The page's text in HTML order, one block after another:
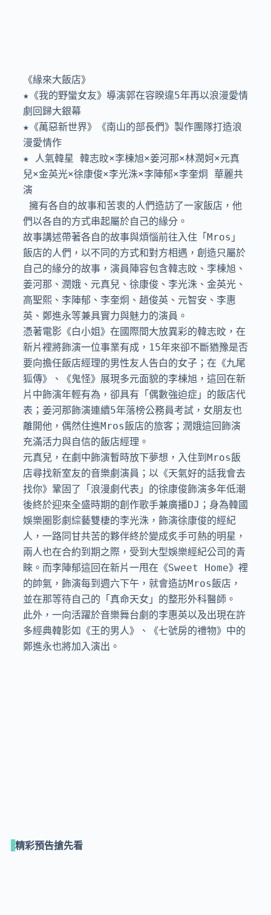
《緣來大飯店》
★《我的野蠻女友》導演郭在容睽違5年再以浪漫愛情
劇回歸大銀幕
★《萬惡新世界》《南山的部長們》製作團隊打造浪
漫愛情作
★ 人氣韓星 韓志旼×李棟旭×姜河那×林潤妸×元真
兒×金英光×徐康俊×李光洙×李陣郁×李奎炯 華麗共
演
們以各自的方式串起屬於自己的緣分。
故事講述帶著各自的故事與煩惱前往入住「Mros」
飯店的人們，以不同的方式和對方相遇，創造只屬於
自己的緣分的故事，演員陣容包含韓志旼、李棟旭、
姜河那、潤娥、元真兒、徐康俊、李光洙、金英光、
高聖熙、李陣郁、李奎炯、趙俊英、元智安、李惠
英、鄭進永等兼具實力與魅力的演員。
憑著電影《白小姐》在國際間大放異彩的韓志旼，在
新片裡將飾演一位事業有成，15年來卻不斷猶豫是否
要向擔任飯店經理的男性友人告白的女子；在《九尾
狐傳》、《鬼怪》展現多元面貌的李棟旭，這回在新
片中飾演年輕有為，卻具有「偶數強迫症」的飯店代
表；姜河那飾演連續5年落榜公務員考試，女朋友也
離開他，偶然住進Mros飯店的旅客；潤娥這回飾演
充滿活力與自信的飯店經理。
元真兒，在劇中飾演暫時放下夢想，入住到Mros飯
店尋找新室友的音樂劇演員；以《天氣好的話我會去
找你》鞏固了「浪漫劇代表」的徐康俊飾演多年低潮
後終於迎來全盛時期的創作歌手兼廣播DJ；身為韓國
娛樂圈影劇綜藝雙棲的李光洙，飾演徐康俊的經紀
人，一路同甘共苦的夥伴終於變成炙手可熱的明星，
兩人也在合約到期之際，受到大型娛樂經紀公司的青
睞。而李陣郁這回在新片一甩在《Sweet Home》裡
的帥氣，飾演每到週六下午，就會造訪Mros飯店，
並在那等待自己的「真命天女」的整形外科醫師。
此外，一向活躍於音樂舞台劇的李惠英以及出現在許
多經典韓影如《王的男人》、《七號房的禮物》中的
鄭進永也將加入演出。
精彩預告搶先看